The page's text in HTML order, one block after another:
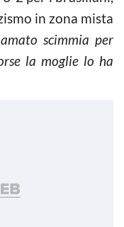
in zona mista
scimmia per
la moglie lo ha